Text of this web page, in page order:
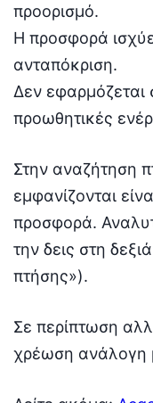
προορισμό.
Η προσφορά
ανταπόκριση.
Δεν εφαρμόζεται
προωθητικές
Στην αναζήτηση
εμφανίζονται
προσφορά.
την δεις στη
πτήσης»).
Σε περίπτωση
χρέωση ανάλογη